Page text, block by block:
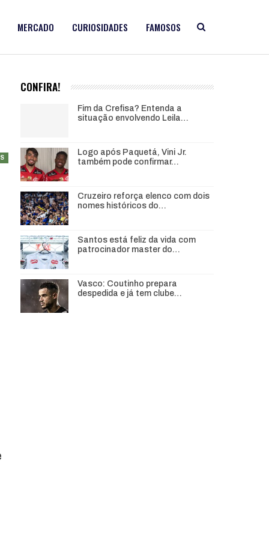
MERCADO CURIOSIDADES FAMOSOS
CONFIRA!
Fim da Crefisa? Entenda a
situação envolvendo Leila…
Logo após Paquetá, Vini Jr.
também pode confirmar…
Cruzeiro reforça elenco com dois
nomes históricos do…
Santos está feliz da vida com
patrocinador master do…
Vasco: Coutinho prepara
despedida e já tem clube…